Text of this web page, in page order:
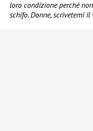
loro condizione perché
schifo. Donne, scrivetemi il